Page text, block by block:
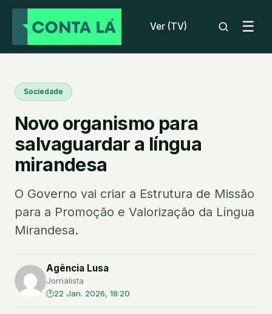
Ver (TV) ☰
Sociedade
Novo organismo para
salvaguardar a língua
mirandesa
O Governo vai criar a Estrutura de Missão
para a Promoção e Valorização da Língua
Mirandesa.
Agência Lusa
Jornalista
22 Jan. 2026, 18:20